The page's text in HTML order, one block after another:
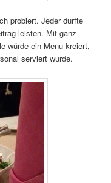
probiert. Jeder durfte
leisten. Mit ganz
würde ein Menu kreiert,
serviert wurde.